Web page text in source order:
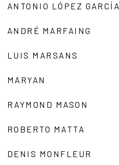
ANTONIO LÓPEZ GARCÍA
ANDRÉ MARFAING
LUIS MARSANS
MARYAN
RAYMOND MASON
ROBERTO MATTA
DENIS MONFLEUR